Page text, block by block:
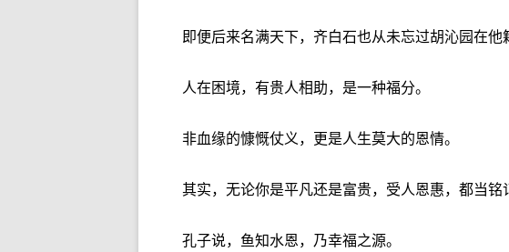
即便后来名满天下，齐白石也从未忘过胡沁园在他
人在困境，有贵人相助，是一种福分。
非血缘的慷慨仗义，更是人生莫大的恩情。
其实，无论你是平凡还是富贵，受人恩惠，都当铭
孔子说，鱼知水恩，乃幸福之源。